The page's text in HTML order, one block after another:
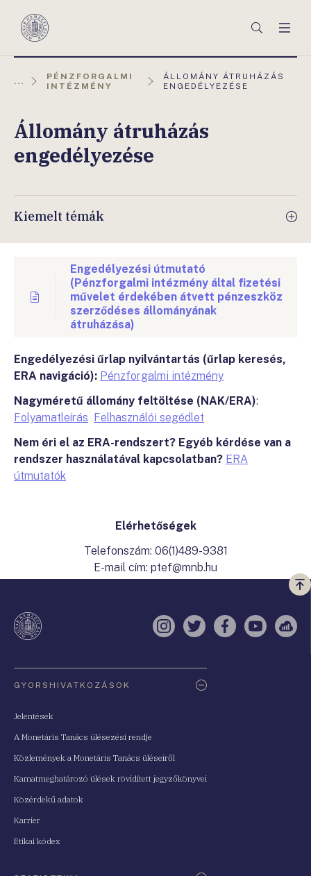
Magyar
Keresés
...
PÉNZFORGALMI
INTÉZMÉNY
AKTUÁLIS
OLDAL:
ÁLLOMÁNY ÁTRUHÁZÁS
ENGEDÉLYEZÉSE
Állomány átruházás
engedélyezése
Kiemelt témák
Engedélyezési útmutató
(Pénzforgalmi intézmény által fizetési
művelet érdekében átvett pénzeszköz
szerződéses állományának
átruházása)
Engedélyezési űrlap nyilvántartás (űrlap keresés,
ERA navigáció): Pénzforgalmi intézmény
Nagyméretű állomány feltöltése (NAK/ERA):
Folyamatleírás Felhasználói segédlet
Nem éri el az ERA-rendszert? Egyéb kérdése van a
rendszer használatával kapcsolatban? ERA
útmutatók
Elérhetőségek
Telefonszám: 06(1)489-9381
E-mail cím: ptef@mnb.hu
a
Instagram
TwitterFacebook
YouTube
GYORSHIVATKOZÁSOK
Jelentések
A Monetáris Tanács ülésezési rendje
Közlemények a Monetáris Tanács üléseiről
Kamatmeghatározó ülések rövidített jegyzőkönyvei
Közérdekű adatok
Karrier
Etikai kódex